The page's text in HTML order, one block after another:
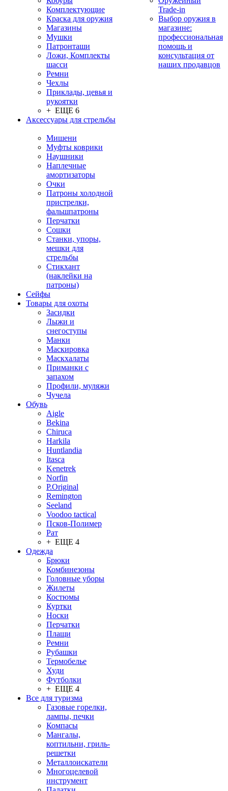
Комплектующие
Краска для оружия
Магазины
Мушки
Патронташи
Ложи, Комплекты
шасси
Ремни
Чехлы
Приклады, цевья и
рукоятки
+ ЕЩЕ 6
Аксессуары для стрельбы
Мишени
Муфты коврики
Наушники
Наплечные
амортизаторы
Очки
Патроны холодной
пристрелки,
фальшпатроны
Перчатки
Сошки
Станки, упоры,
мешки для
стрельбы
Стикхант
(наклейки на
патроны)
Сейфы
Товары для охоты
Засидки
Лыжи и
снегоступы
Манки
Маскировка
Маскхалаты
Приманки с
запахом
Профили, муляжи
Чучела
Обувь
Aigle
Bekina
Chiruсa
Harkila
Huntlandia
Itasca
Kenetrek
Norfin
P.Original
Remington
Seeland
Voodoo tactical
Псков-Полимер
Рат
+ ЕЩЕ 4
Одежда
Брюки
Комбинезоны
Головные уборы
Жилеты
Костюмы
Куртки
Носки
Перчатки
Плащи
Ремни
Рубашки
Термобелье
Худи
Футболки
+ ЕЩЕ 4
Все для туризма
Газовые горелки,
лампы, печки
Компасы
Мангалы,
коптильни, гриль-
решетки
Металлоискатели
Многоцелевой
инструмент
Trade-in
Выбор оружия в
магазине:
профессиональная
помощь и
консультация от
наших продавцов